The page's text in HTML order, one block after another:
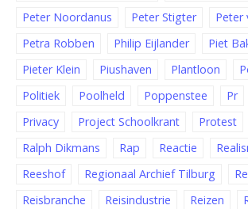
Peter Noordanus
Peter Stigter
Peter
Petra Robben
Philip Eijlander
Piet
Pieter Klein
Piushaven Plantloon
Politiek
Poolheld Poppenstee Pr
Privacy
Project Schoolkrant Protest
Ralph Dikmans
Rap Reactie
Reeshof
Regionaal Archief Tilburg
Reisbranche
Reisindustrie Reizen